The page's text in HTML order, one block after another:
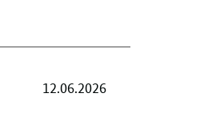
12.06.2026